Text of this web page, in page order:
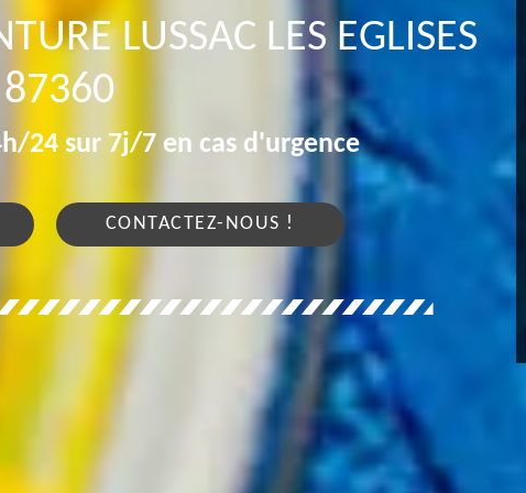
LUSSAC LES EGLISES
87360
24 sur 7j/7 en cas d'urgence
CONTACTEZ-NOUS !